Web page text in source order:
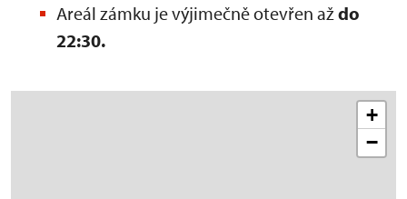
Areál zámku je výjimečně otevřen až do
22:30.
+
−